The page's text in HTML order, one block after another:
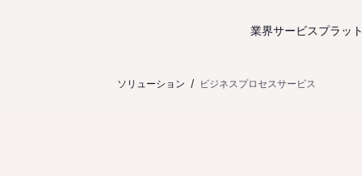
業界サービスプラッ
ソリューション ビジネスプロセスサービス